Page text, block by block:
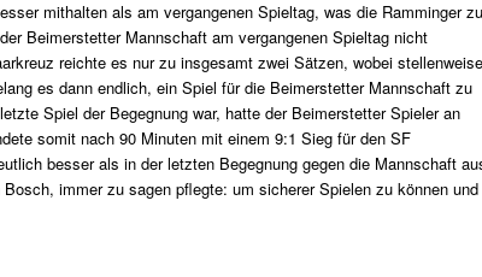
mithalten als am vergangenen Spieltag, was die Ramminger zu
Beimerstetter Mannschaft am vergangenen Spieltag nicht
reichte es nur zu insgesamt zwei Sätzen, wobei stellenweise
es dann endlich, ein Spiel für die Beimerstetter Mannschaft zu
Spiel der Begegnung war, hatte der Beimerstetter Spieler an
somit nach 90 Minuten mit einem 9:1 Sieg für den SF
besser als in der letzten Begegnung gegen die Mannschaft
immer zu sagen pflegte: um sicherer Spielen zu können und